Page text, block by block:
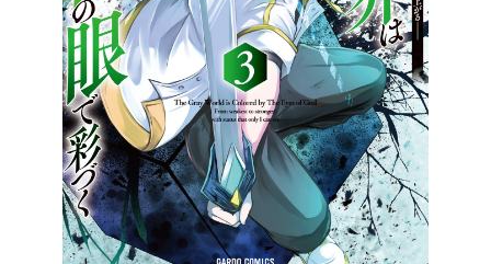
ロサージュノベルス
コミックガルド